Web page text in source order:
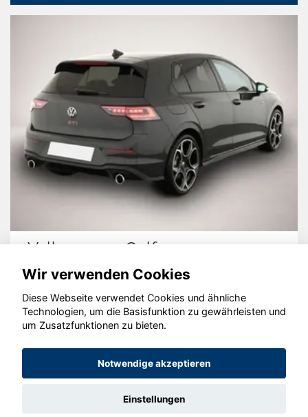
Volkswagen Golf
© konjunkturmotor.de GmbH 2020 - 2026
Wir verwenden Cookies
Diese Webseite verwendet Cookies und ähnliche
Technologien, um die Basisfunktion zu gewährleisten und
um Zusatzfunktionen zu bieten.
Notwendige akzeptieren
Einstellungen